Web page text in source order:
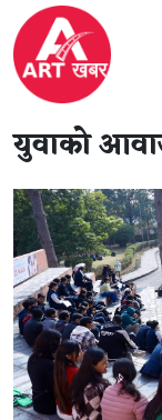
युवाको